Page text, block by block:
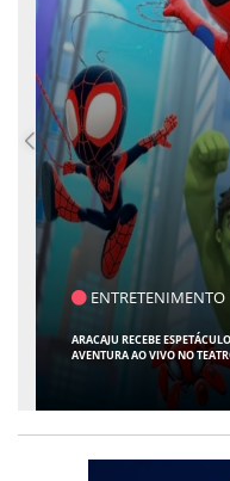
ENTRETENIMENTO
ARACAJU RECEBE
AVENTURA AO VIVO NO